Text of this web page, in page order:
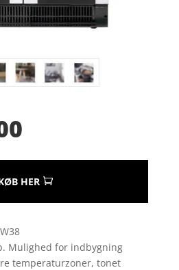
HER
Mulighed for indbygning
temperaturzoner, tonet